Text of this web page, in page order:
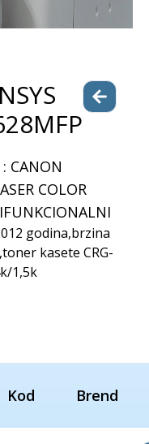
CANON
COLOR
godina,brzina
kasete CRG-
1,5k
Kod Brend